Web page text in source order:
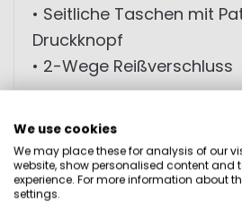
• Seitliche Taschen mit
Druckknopf
• 2-Wege Reißverschluss
MATERIAL: 100% Polyurethan
GRÖSSEN
We use cookies
We may place these for analysis of our
website, show personalised content and
experience. For more information about
settings.